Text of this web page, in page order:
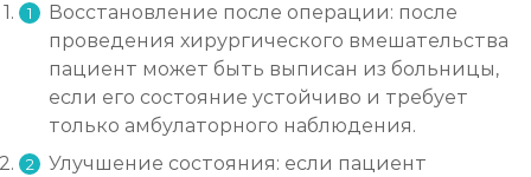
Восстановление после операции: после
проведения хирургического вмешательства
пациент может быть выписан из больницы,
если его состояние устойчиво и требует
только амбулаторного наблюдения.
Улучшение состояния: если пациент